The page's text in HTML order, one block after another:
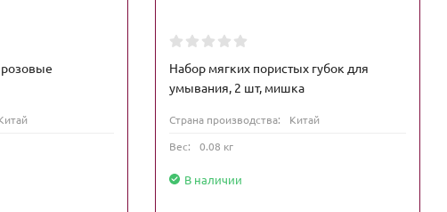
Набор мягких пористых губок для
умывания, 2 шт, мишка
Страна производства:
Китай
Вес:
0.08 кг
В наличии